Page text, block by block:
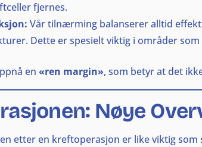
fjernes.
Vår tilnærming balanserer alltid
Dette er spesielt viktig i områder
en «ren margin», som betyr at det
Nøye
etter en kreftoperasjon er like viktig